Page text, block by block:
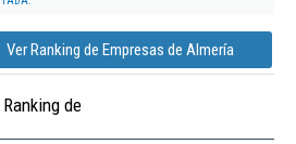
Ver Ranking de Empresas de Almería
de